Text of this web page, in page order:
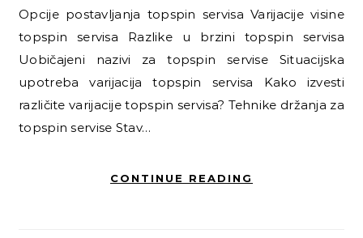
Opcije postavljanja topspin servisa Varijacije visine
topspin servisa Razlike u brzini topspin servisa
Uobičajeni nazivi za topspin servise Situacijska
upotreba varijacija topspin servisa Kako izvesti
različite varijacije topspin servisa? Tehnike držanja za
topspin servise Stav…
CONTINUE READING